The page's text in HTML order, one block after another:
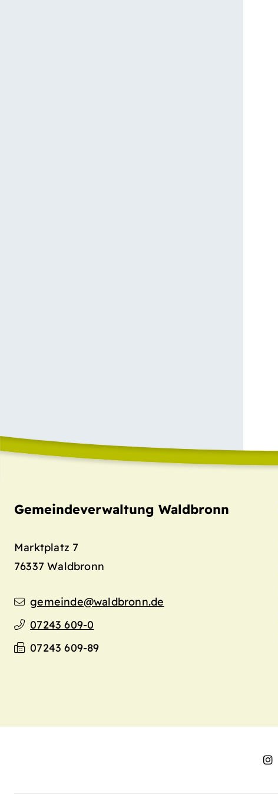
Gemeindeverwaltung Waldbronn
Marktplatz 7
76337 Waldbronn
gemeinde@waldbronn.de
07243 609-0
07243 609-89